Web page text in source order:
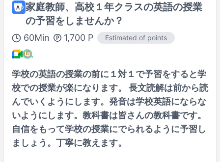
家庭教師、高校１年クラスの英語の授業
の予習をしませんか？
60Min 1,700 P Estimated of points
学校の英語の授業の前に１対１で予習をすると学
校での授業が楽になります。 長文読解は前から読
んでいくようにします。発音は学校英語にならな
いようにします。教科書は皆さんの教科書です。
自信をもって学校の授業にでられるように予習し
ましょう。丁寧に教えます。